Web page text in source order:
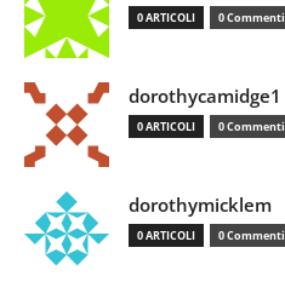
0 ARTICOLI 0 Commenti
dorothycamidge1
0 ARTICOLI 0 Commenti
dorothymicklem
0 ARTICOLI 0 Commenti